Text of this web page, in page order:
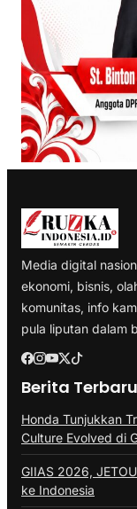
Media digital
ekonomi, bisnis,
komunitas, info
pula liputan dalam
Berita Terbaru
Honda Tunjukkan
Culture Evolved di
GIIAS 2026,
ke Indonesia